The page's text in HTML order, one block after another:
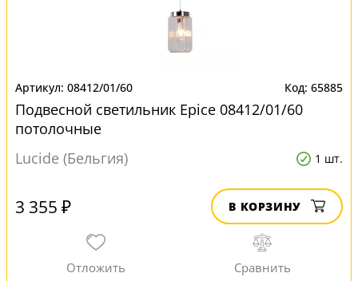
08412/01/60 65885
Подвесной светильник Epice 08412/01/60
потолочные
Lucide (Бельгия)
1 шт.
3 355 ₽ В КОРЗИНУ